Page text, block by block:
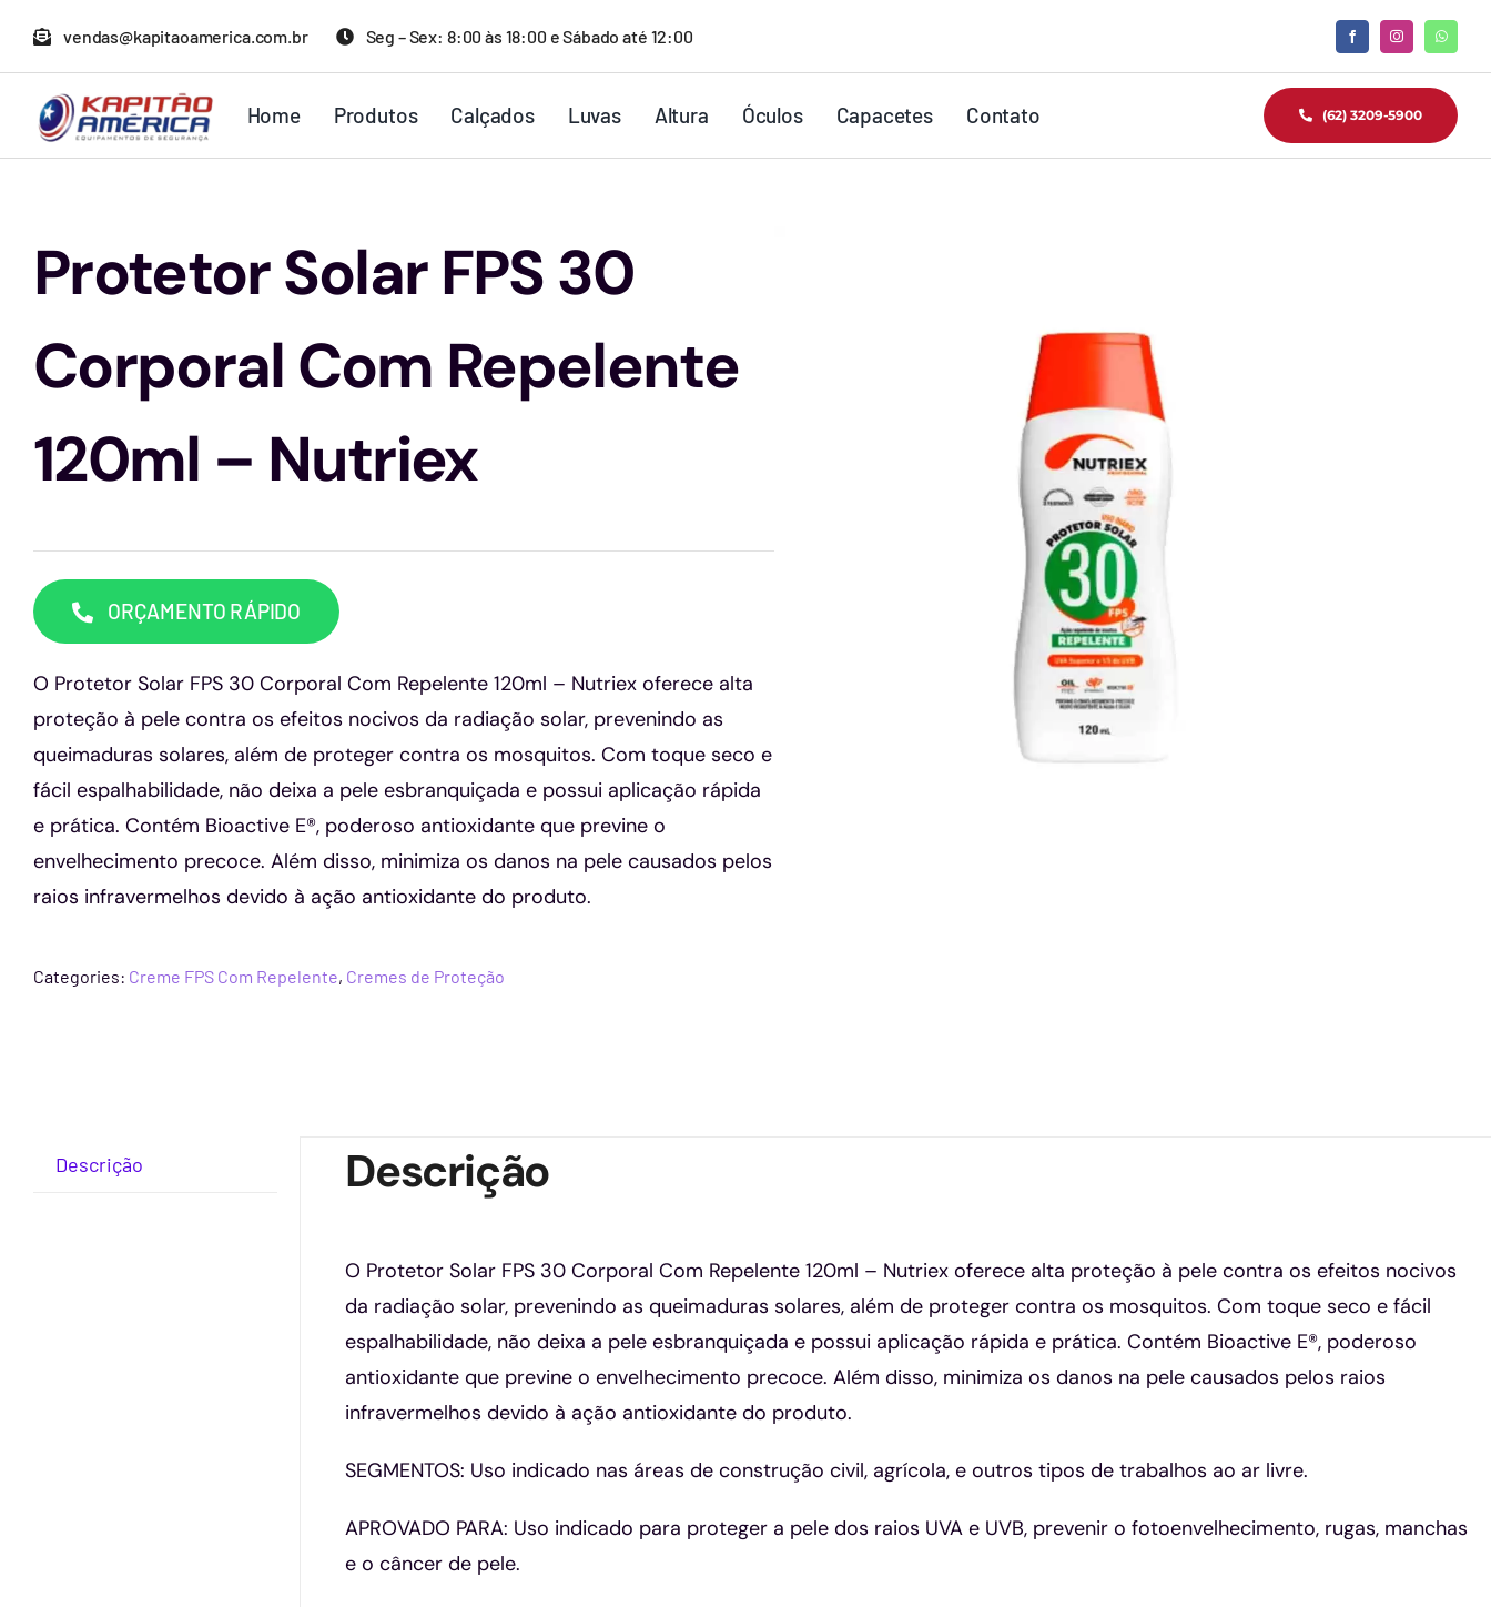
para
conteúdo
vendas@kapitaoamerica.com.br Seg – Sex: 8:00 às 18:00 e Sábado até 12:00
Home Produtos Calçados Luvas Altura Óculos Capacetes Contato (62) 3209-5900
Protetor Solar FPS 30
Corporal Com Repelente
120ml – Nutriex
ORÇAMENTO RÁPIDO
O Protetor Solar FPS 30 Corporal Com Repelente 120ml – Nutriex oferece alta
proteção à pele contra os efeitos nocivos da radiação solar, prevenindo as
queimaduras solares, além de proteger contra os mosquitos. Com toque seco e
fácil espalhabilidade, não deixa a pele esbranquiçada e possui aplicação rápida
e prática. Contém Bioactive E®, poderoso antioxidante que previne o
envelhecimento precoce. Além disso, minimiza os danos na pele causados pelos
raios infravermelhos devido à ação antioxidante do produto.
Categories: Creme FPS Com Repelente, Cremes de Proteção
Descrição Descrição
O Protetor Solar FPS 30 Corporal Com Repelente 120ml – Nutriex oferece alta proteção à pele contra os efeitos nocivos
da radiação solar, prevenindo as queimaduras solares, além de proteger contra os mosquitos. Com toque seco e fácil
espalhabilidade, não deixa a pele esbranquiçada e possui aplicação rápida e prática. Contém Bioactive E®, poderoso
antioxidante que previne o envelhecimento precoce. Além disso, minimiza os danos na pele causados pelos raios
infravermelhos devido à ação antioxidante do produto.
SEGMENTOS: Uso indicado nas áreas de construção civil, agrícola, e outros tipos de trabalhos ao ar livre.
APROVADO PARA: Uso indicado para proteger a pele dos raios UVA e UVB, prevenir o fotoenvelhecimento, rugas, manchas
e o câncer de pele.